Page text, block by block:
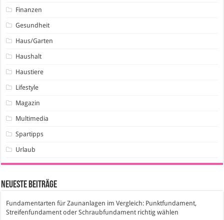
Finanzen
Gesundheit
Haus/Garten
Haushalt
Haustiere
Lifestyle
Magazin
Multimedia
Spartipps
Urlaub
Neueste Beiträge
Fundamentarten für Zaunanlagen im Vergleich: Punktfundament,
Streifenfundament oder Schraubfundament richtig wählen